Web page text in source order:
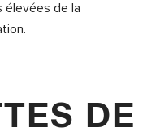
élevées de la